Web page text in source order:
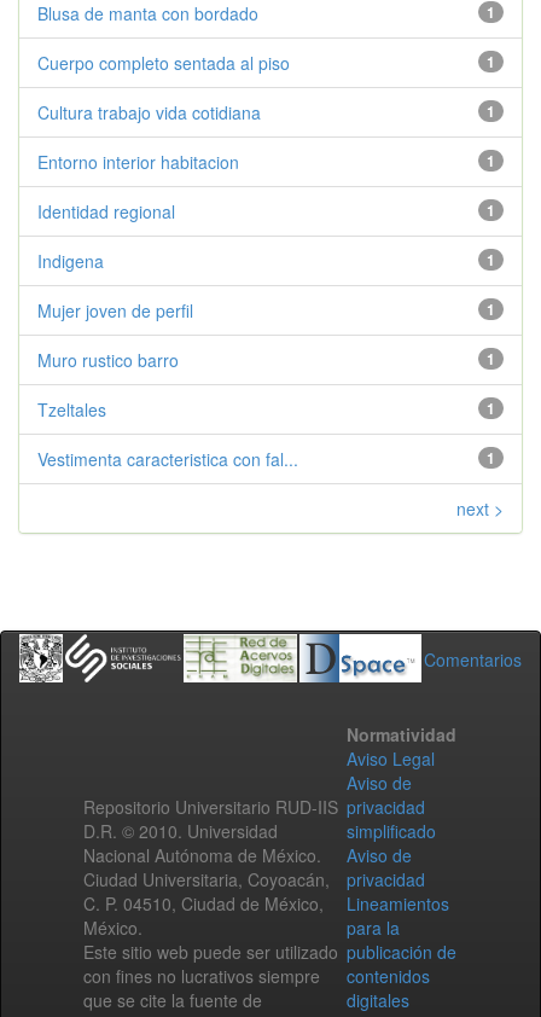
1
Blusa de manta con bordado
1
Cuerpo completo sentada al piso
1
Cultura trabajo vida cotidiana
1
Entorno interior habitacion
1
Identidad regional
1
Indigena
1
Mujer joven de perfil
1
Muro rustico barro
1
Tzeltales
1
Vestimenta caracteristica con fal...
next >
Comentarios
Repositorio Universitario RUD-IIS
D.R. © 2010. Universidad
Nacional Autónoma de México.
Ciudad Universitaria, Coyoacán,
C. P. 04510, Ciudad de México,
México.
Este sitio web puede ser utilizado
con fines no lucrativos siempre
que se cite la fuente de
Normatividad
Aviso Legal
Aviso de
privacidad
simplificado
Aviso de
privacidad
Lineamientos
para la
publicación de
contenidos
digitales